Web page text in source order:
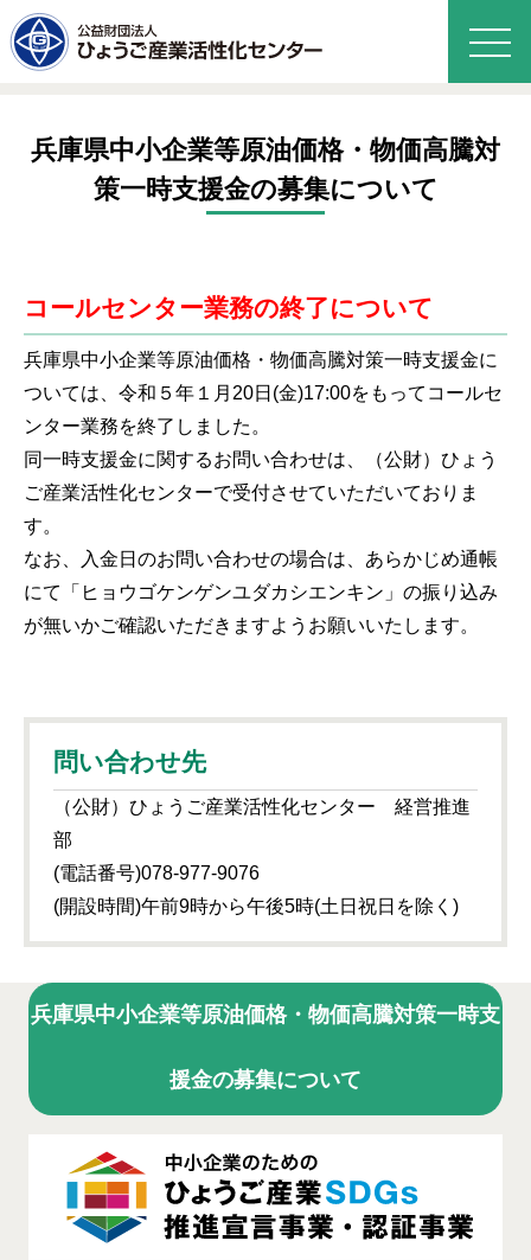
兵庫県中小企業等原油価格・物価高騰対
策一時支援金の募集について
コールセンター業務の終了について
兵庫県中小企業等原油価格・物価高騰対策一時支援金に
ついては、令和５年１月20日(金)17:00をもってコールセ
ンター業務を終了しました。
同一時支援金に関するお問い合わせは、（公財）ひょう
ご産業活性化センターで受付させていただいておりま
す。
なお、入金日のお問い合わせの場合は、あらかじめ通帳
にて「ヒョウゴケンゲンユダカシエンキン」の振り込み
が無いかご確認いただきますようお願いいたします。
問い合わせ先
（公財）ひょうご産業活性化センター 経営推進
部
(電話番号)078-977-9076
(開設時間)午前9時から午後5時(土日祝日を除く)
兵庫県中小企業等原油価格・物価高騰対策一時支
援金の募集について